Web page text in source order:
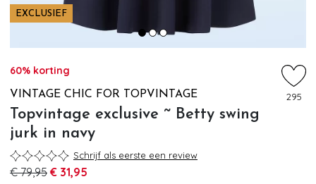
EXCLUSIEF
60% korting
VINTAGE CHIC FOR TOPVINTAGE
Topvintage exclusive ~ Betty swing
jurk in navy
295
Schrijf als eerste een review
€ 79,95 € 31,95